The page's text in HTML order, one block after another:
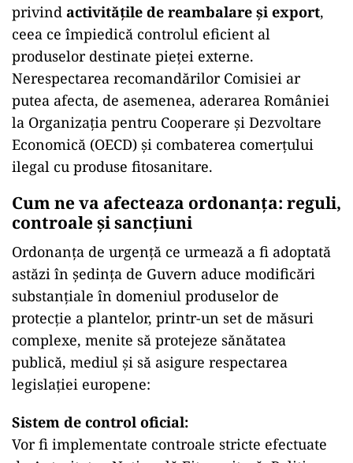
privind activitățile de reambalare și export,
ceea ce împiedică controlul eficient al
produselor destinate pieței externe.
Nerespectarea recomandărilor Comisiei ar
putea afecta, de asemenea, aderarea României
la Organizația pentru Cooperare și Dezvoltare
Economică (OECD) și combaterea comerțului
ilegal cu produse fitosanitare.
Cum ne va afecteaza ordonanța: reguli,
controale și sancțiuni
Ordonanța de urgență ce urmează a fi adoptată
astăzi în ședința de Guvern aduce modificări
substanțiale în domeniul produselor de
protecție a plantelor, printr-un set de măsuri
complexe, menite să protejeze sănătatea
publică, mediul și să asigure respectarea
legislației europene:
Sistem de control oficial:
Vor fi implementate controale stricte efectuate